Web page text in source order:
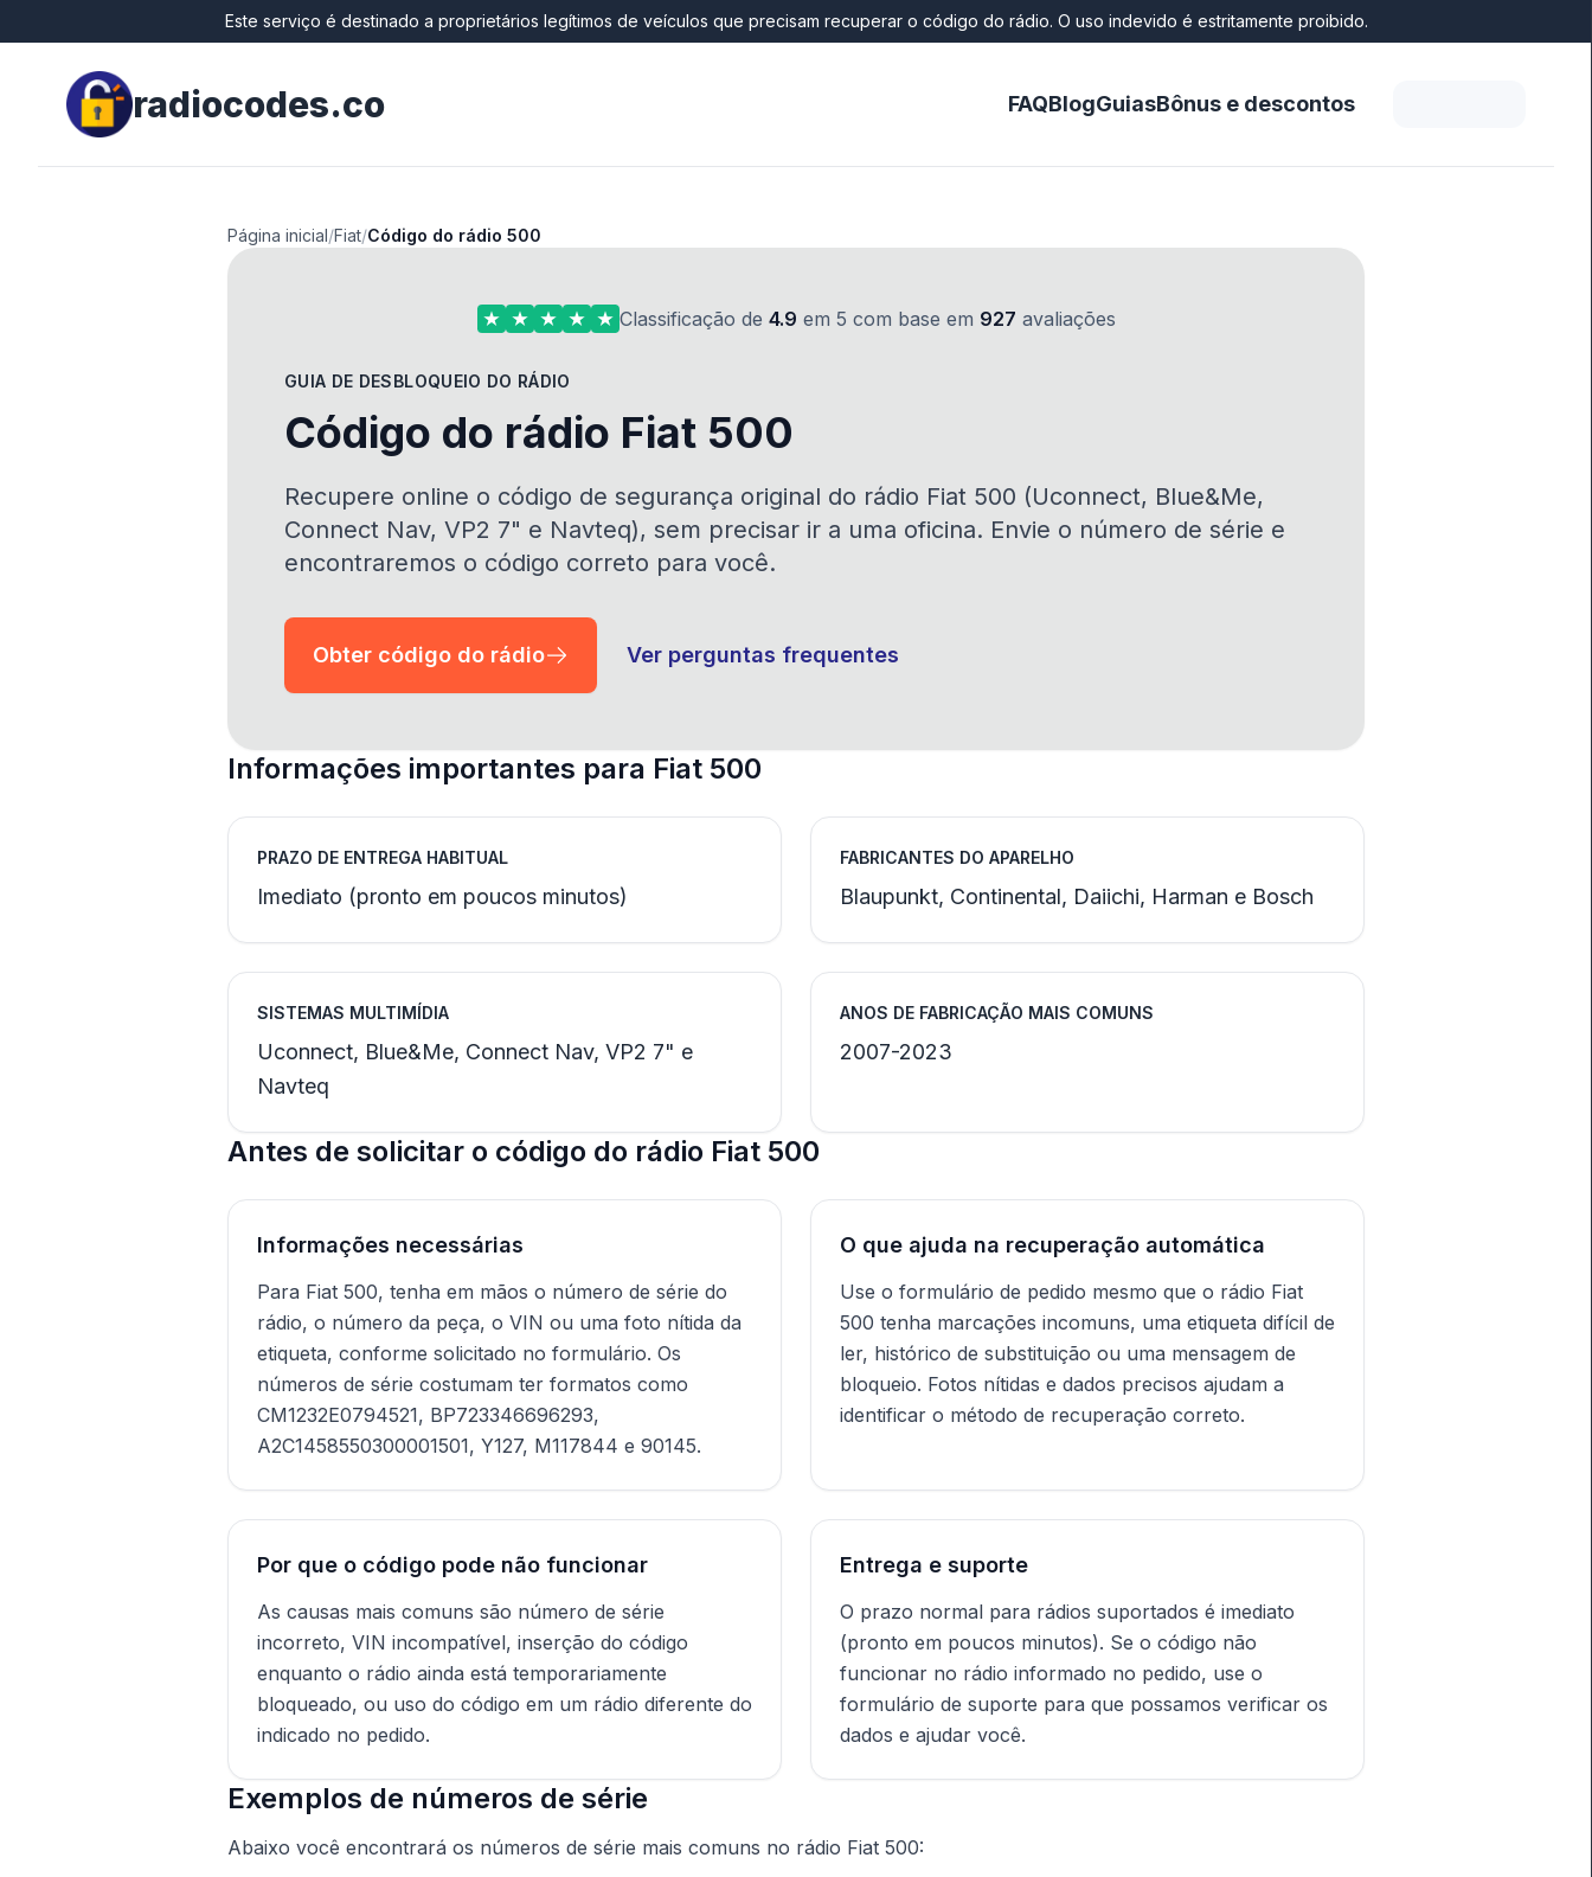
Este serviço é destinado a proprietários legítimos de veículos que precisam recuperar o código do rádio. O uso indevido é estritamente proibido.
radiocodes.co FAQBlogGuiasBônus e descontos
Página inicial/Fiat/Código do rádio 500
Classificação de 4.9 em 5 com base em 927 avaliações
GUIA DE DESBLOQUEIO DO RÁDIO
Código do rádio Fiat 500
Recupere online o código de segurança original do rádio Fiat 500 (Uconnect, Blue&Me,
Connect Nav, VP2 7" e Navteq), sem precisar ir a uma oficina. Envie o número de série e
encontraremos o código correto para você.
Obter código do rádio Ver perguntas frequentes
Informações importantes para Fiat 500
PRAZO DE ENTREGA HABITUAL
Imediato (pronto em poucos minutos)
FABRICANTES DO APARELHO
Blaupunkt, Continental, Daiichi, Harman e Bosch
SISTEMAS MULTIMÍDIA
Uconnect, Blue&Me, Connect Nav, VP2 7" e
Navteq
ANOS DE FABRICAÇÃO MAIS COMUNS
2007-2023
Antes de solicitar o código do rádio Fiat 500
Informações necessárias
Para Fiat 500, tenha em mãos o número de série do
rádio, o número da peça, o VIN ou uma foto nítida da
etiqueta, conforme solicitado no formulário. Os
números de série costumam ter formatos como
CM1232E0794521, BP723346696293,
A2C1458550300001501, Y127, M117844 e 90145.
O que ajuda na recuperação automática
Use o formulário de pedido mesmo que o rádio Fiat
500 tenha marcações incomuns, uma etiqueta difícil de
ler, histórico de substituição ou uma mensagem de
bloqueio. Fotos nítidas e dados precisos ajudam a
identificar o método de recuperação correto.
Por que o código pode não funcionar
As causas mais comuns são número de série
incorreto, VIN incompatível, inserção do código
enquanto o rádio ainda está temporariamente
bloqueado, ou uso do código em um rádio diferente do
indicado no pedido.
Entrega e suporte
O prazo normal para rádios suportados é imediato
(pronto em poucos minutos). Se o código não
funcionar no rádio informado no pedido, use o
formulário de suporte para que possamos verificar os
dados e ajudar você.
Exemplos de números de série
Abaixo você encontrará os números de série mais comuns no rádio Fiat 500: